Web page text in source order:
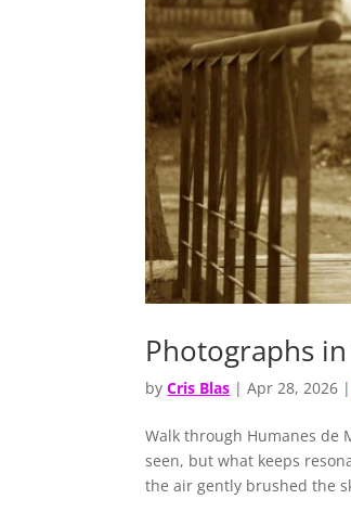
Photographs
byCris Blas |Apr 28, 2026 |
Walk through Humanes de
seen, but what keeps
the air gently brushed the